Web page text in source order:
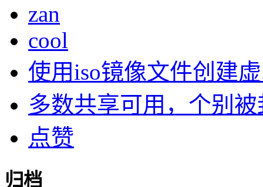
zan
cool
使用iso镜像文件创建
多数共享可用，个别被
点赞
归档